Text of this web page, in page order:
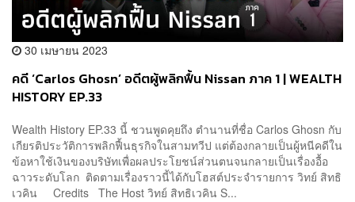
30 เมษายน 2023
คดี ‘Carlos Ghosn’ อดีตผู้พลิกฟื้น Nissan ภาค 1 | WEALTH
HISTORY EP.33
Wealth History EP.33 นี้ ชวนพูดคุยถึง ตำนานที่ชื่อ Carlos Ghosn กับ
เกียรติประวัติการพลิกฟื้นธุรกิจในสามทวีป แต่ต้องกลายเป็นผู้หนีคดีใน
ข้อหาใช้เงินของบริษัทเพื่อผลประโยชน์ส่วนตนจนกลายเป็นเรื่องอื้อ
ฉาวระดับโลก ติดตามเรื่องราวนี้ได้กับโฮสต์ประจำรายการ วิทย์ สิทธิ
เวคิน Credits The Host วิทย์ สิทธิเวคิน S...